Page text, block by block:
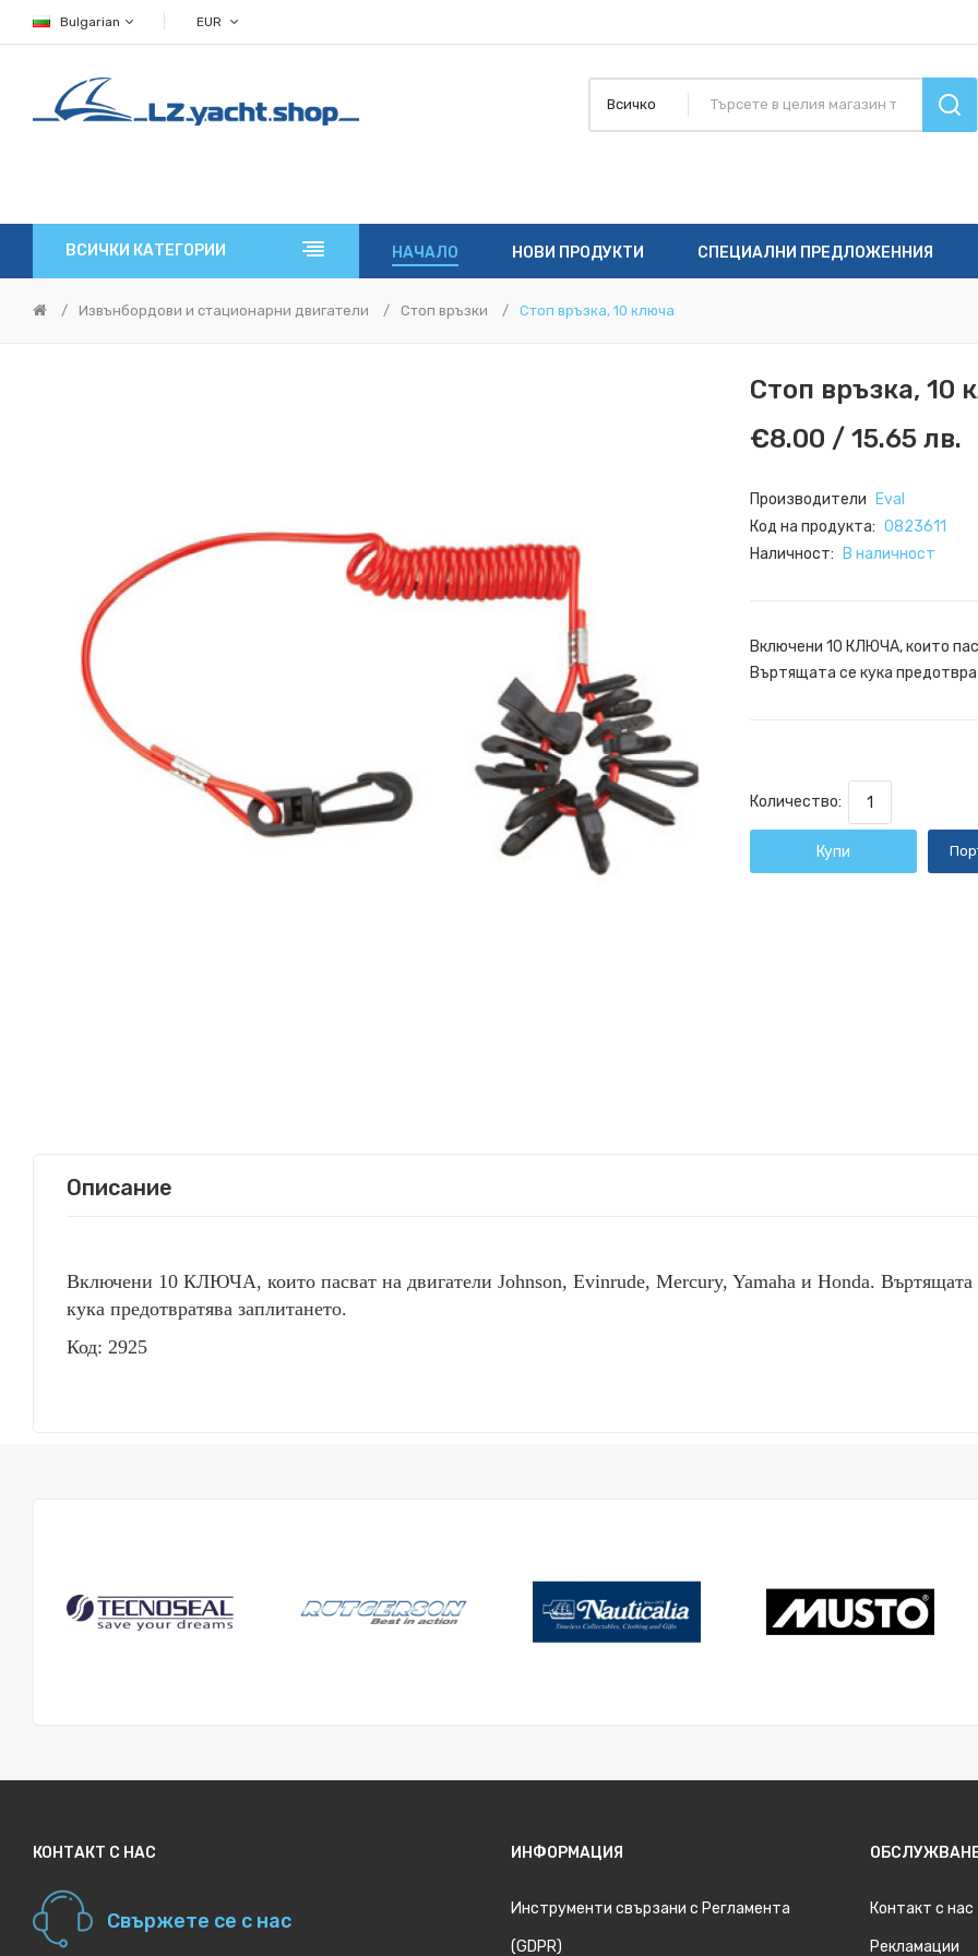
Bulgarian EUR
Всичко
ВСИЧКИ КАТЕГОРИИ НАЧАЛО НОВИ ПРОДУКТИ СПЕЦИАЛНИ ПРЕДЛОЖЕННИЯ
Извънбордови и стационарни двигатели Стоп връзки Стоп връзка, 10 ключа
Стоп връзка, 10
€8.00 / 15.65 лв.
Производители
Eval
Код на продукта: 0823611
Наличност:
В наличност
Включени 10 КЛЮЧА, които
Въртящата се кука
Количество:
Купи
Описание
Включени 10 КЛЮЧА, които пасват на двигатели Johnson, Evinrude, Mercury, Yamaha и Honda. Въртящата
кука предотвратява заплитането.
Код: 2925
КОНТАКТ С НАС
Свържете се с нас
ИНФОРМАЦИЯ
Инструменти свързани с Регламента
(GDPR)
Контакт с нас
Рекламации